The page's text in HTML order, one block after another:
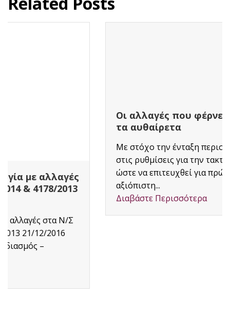
Οι αλλαγές που φέρνει ο νέος νόμος για
τα αυθαίρετα
στις ρυθμίσεις για την τακτοποίηση αυθαιρέτων
ώστε να επιτευχθεί για πρώτη φορά μια
αξιόπιστη...